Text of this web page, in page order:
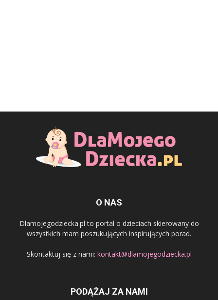
O NAS
Dlamojegodziecka.pl to portal o dzieciach skierowany do
wszystkich mam poszukujących inspirujących porad.
Skontaktuj się z nami: kontakt@dlamojegodziecka.pl
PODĄŻAJ ZA NAMI